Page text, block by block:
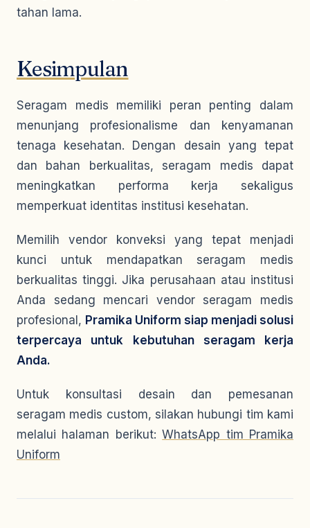
tahan lama.
Kesimpulan
Seragam medis memiliki peran penting dalam
menunjang profesionalisme dan kenyamanan
tenaga kesehatan. Dengan desain yang tepat
dan bahan berkualitas, seragam medis dapat
meningkatkan performa kerja sekaligus
memperkuat identitas institusi kesehatan.
Memilih vendor konveksi yang tepat menjadi
kunci untuk mendapatkan seragam medis
berkualitas tinggi. Jika perusahaan atau institusi
Anda sedang mencari vendor seragam medis
profesional, Pramika Uniform siap menjadi solusi
terpercaya untuk kebutuhan seragam kerja
Anda.
Untuk konsultasi desain dan pemesanan
seragam medis custom, silakan hubungi tim kami
melalui halaman berikut:WhatsApp tim Pramika
Uniform